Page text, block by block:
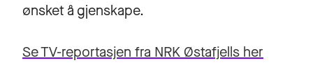
ønsket å gjenskape.
Se TV-reportasjen fra NRK Østafjells her